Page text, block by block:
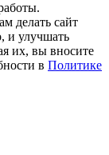
делать сайт
и улучшать
их, вы вносите
в Политике